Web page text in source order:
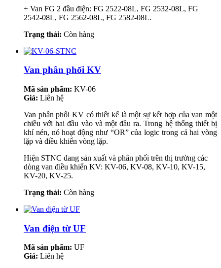
+ Van FG 2 đầu điện: FG 2522-08L, FG 2532-08L, FG
2542-08L, FG 2562-08L, FG 2582-08L.
Trạng thái: Còn hàng
Van phân phối KV
Mã sản phẩm: KV-06
Giá: Liên hệ
Van phân phối KV có thiết kế là một sự kết hợp của van một
chiều với hai đầu vào và một đầu ra. Trong hệ thống thiết bị
khí nén, nó hoạt động như “OR” của logic trong cả hai vòng
lặp và điều khiển vòng lặp.
Hiện STNC đang sản xuất và phân phối trên thị trường các
dòng van điều khiển KV: KV-06, KV-08, KV-10, KV-15,
KV-20, KV-25.
Trạng thái: Còn hàng
Van điện từ UF
Mã sản phẩm: UF
Giá: Liên hệ